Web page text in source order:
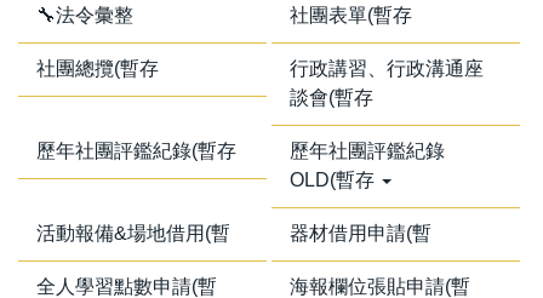
🔧法令彙整 社團表單(暫存
社團總攬(暫存
行政講習、行政溝通座
談會(暫存
歷年社團評鑑紀錄(暫存
歷年社團評鑑紀錄
OLD(暫存
活動報備&場地借用(暫 器材借用申請(暫
全人學習點數申請(暫 海報欄位張貼申請(暫